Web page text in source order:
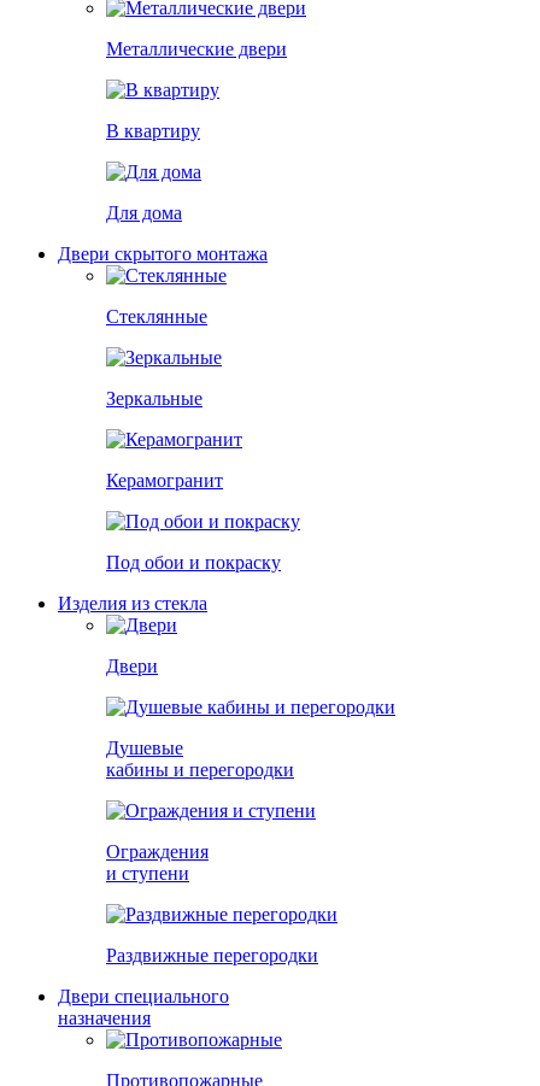
Металлические двери
В квартиру
Для дома
Двери скрытого монтажа
Стеклянные
Зеркальные
Керамогранит
Под обои и покраску
Изделия из стекла
Двери
Душевые
кабины и перегородки
Ограждения
и ступени
Раздвижные перегородки
Двери специального
назначения
Противопожарные